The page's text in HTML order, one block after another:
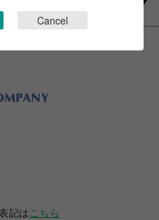
記は こちら
Cancel